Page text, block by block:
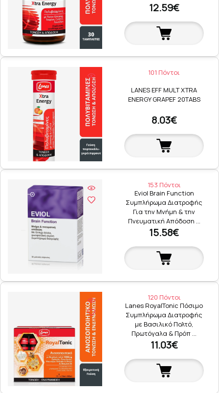
12.59€
101 Πόντοι
LANES EFF MULT XTRA
ENERGY GRAPEF 20TABS
8.03€
153 Πόντοι
Eviol Brain Function
Συμπλήρωμα Διατροφής
Για την Μνήμη & την
Πνευματική Απόδοση …
15.58€
120 Πόντοι
Lanes RoyalTonic Πόσιμο
Συμπλήρωμα Διατροφής
με Βασιλικό Πολτό,
Πρωτόγαλα & Πρόπ …
11.03€